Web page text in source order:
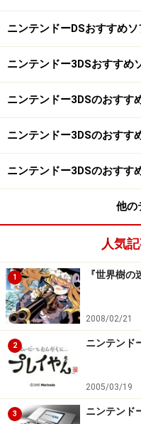
ニンテンドーDSおすすめソ
ニンテンドー3DSおすすめ
ニンテンドー3DSのおすす
ニンテンドー3DSのおすす
ニンテンドー3DSのおすす
他の
人気
1 『世界樹
2008/02/21
2 ニンテンド
2005/03/19
3 ニンテンド